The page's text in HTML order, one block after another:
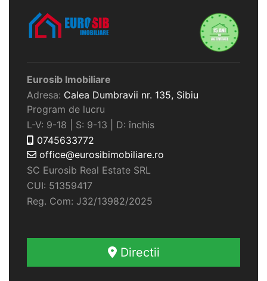
Eurosib Imobiliare
Adresa: Calea Dumbravii nr. 135, Sibiu
Program de lucru
L-V: 9-18 | S: 9-13 | D: închis
0745633772
office@eurosibimobiliare.ro
SC Eurosib Real Estate SRL
CUI: 51359417
Reg. Com: J32/13982/2025
Directii